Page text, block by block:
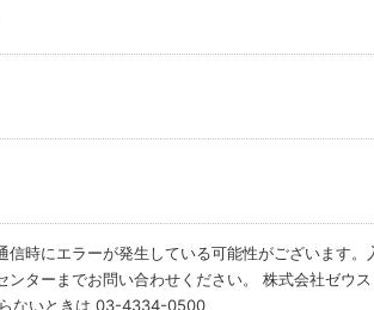
時にエラーが発生している可能性がございます
ターまでお問い合わせください。 株式会社ゼウ
ないときは 03-4334-0500